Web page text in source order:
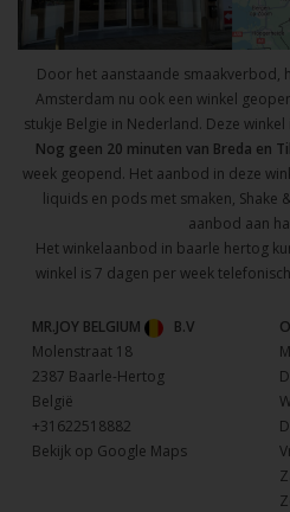
Door het aanstaande smaakverbod,
Amsterdam nu ook een winkel
stukje Belgie in Nederland. Deze
Nog geen 20 minuten van Breda en
week geopend. Het aanbod in deze
liquids en pods met smaken, Shake
aanbod aan
Het winkelaanbod in baarle hertog
winkel is 7 dagen per week
MR.JOY BELGIUM
B.V
Molenstraat 18
2387 Baarle-Hertog
België
+31622518882
Bekijk op Google Maps